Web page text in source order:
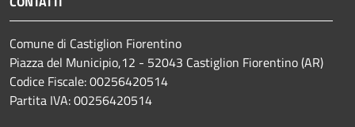
Comune di Castiglion Fiorentino
Piazza del Municipio,12 - 52043 Castiglion Fiorentino (AR)
Codice Fiscale: 00256420514
Partita IVA: 00256420514